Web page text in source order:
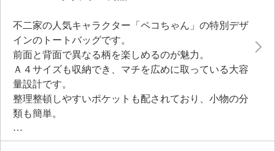
不二家の人気キャラクター「ペコちゃん」の特別デザ
インのトートバッグです。
前面と背面で異なる柄を楽しめるのが魅力。
Ａ４サイズも収納でき、マチを広めに取っている大容
量設計です。
整理整頓しやすいポケットも配されており、小物の分
類も簡単。
耐荷重１０ｋｇもあるため、重いものを入れても安心
です。